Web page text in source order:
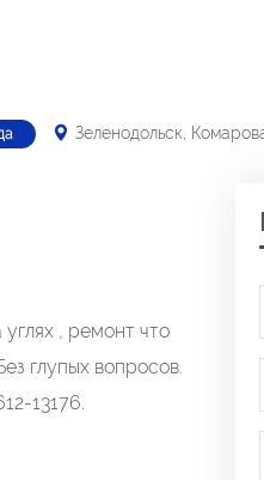
Зеленодольск,
, ремонт что
глупых вопросов.
13176.